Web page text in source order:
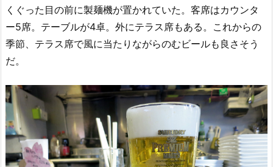
くぐった目の前に製麺機が置かれていた。客席はカウンタ
ー5席。テーブルが4卓。外にテラス席もある。これからの
季節、テラス席で風に当たりながらのむビールも良さそう
だ。